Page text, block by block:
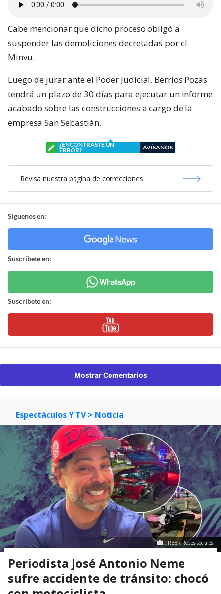
Cabe mencionar que dicho proceso obligó a
suspender las demoliciones decretadas por el
Minvu.
Luego de jurar ante el Poder Judicial, Berríos Pozas
tendrá un plazo de 30 días para ejecutar un informe
acabado sobre las construcciones a cargo de la
empresa San Sebastián.
¿ENCONTRASTE UN
ERROR?
AVÍSANOS
Revisa nuestra página de correcciones
Síguenos en:
Suscríbete en:
Suscríbete en:
Mostrar Comentarios
Espectáculos Y TV > Noticia
RBB / Redes sociales
Periodista José Antonio Neme
sufre accidente de tránsito: chocó